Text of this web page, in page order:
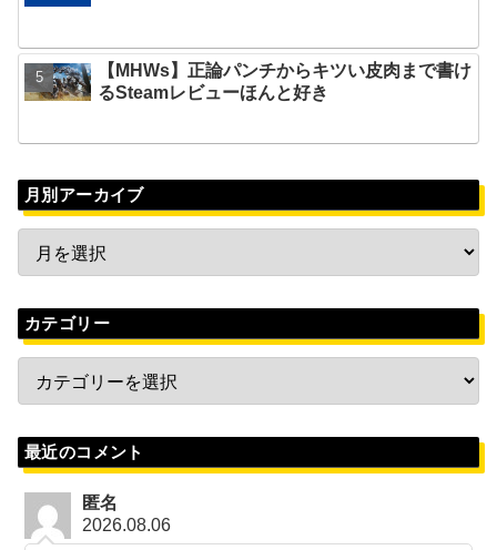
【MHWs】正論パンチからキツい皮肉まで書け
るSteamレビューほんと好き
月別アーカイブ
カテゴリー
最近のコメント
匿名
2026.08.06